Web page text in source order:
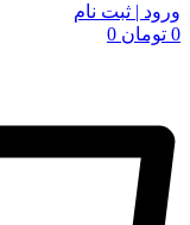
ورود | ثبت نام
0 تومان 0